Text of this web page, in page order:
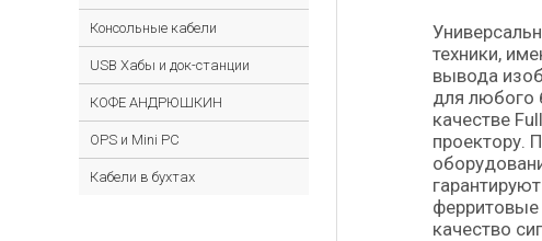
Консольные кабели
USB Хабы и док-станции
КОФЕ АНДРЮШКИН
OPS и Mini PC
Кабели в бухтах
техники,
вывода
для любого
качестве
проектору.
качество